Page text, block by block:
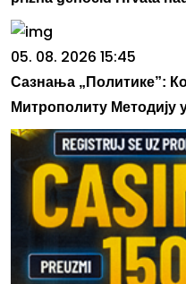
05. 08. 2026 15:45
Сазнања „Политике”:
Митрополиту Методију